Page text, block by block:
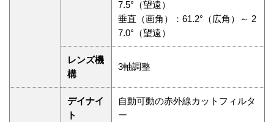
7.5°（望遠）
垂直（画角）：61.2°（広角）～ 2
7.0°（望遠）
レンズ機
構
3軸調整
デイナイ
ト
自動可動の赤外線カットフィルタ
ー